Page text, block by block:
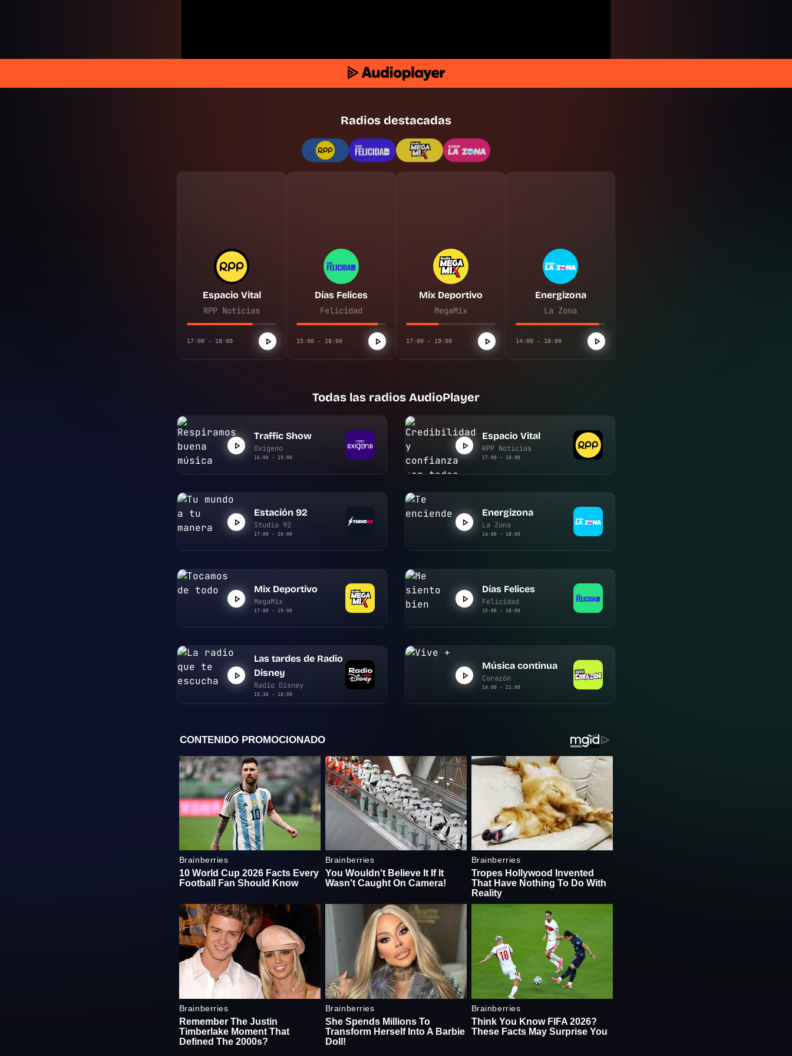
Radios destacadas
Espacio Vital
RPP Noticias
17:00 - 18:00
Días Felices
Felicidad
15:00 - 18:00
Mix Deportivo
MegaMix
17:00 - 19:00
Energizona
La Zona
14:00 - 18:00
Todas las radios AudioPlayer
Traffic Show
Oxígeno
16:00 - 19:00
Espacio Vital
RPP Noticias
17:00 - 18:00
Estación 92
Studio 92
17:00 - 20:00
Energizona
La Zona
14:00 - 18:00
Mix Deportivo
MegaMix
17:00 - 19:00
Días Felices
Felicidad
15:00 - 18:00
Las tardes de Radio
Disney
Radio Disney
15:30 - 18:00
Música continua
Corazón
14:00 - 21:00